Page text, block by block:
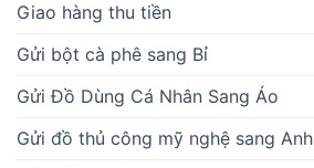
Giao hàng thu tiền
Gửi bột cà phê sang Bỉ
Gửi Đồ Dùng Cá Nhân Sang Áo
Gửi đồ thủ công mỹ nghệ sang Anh